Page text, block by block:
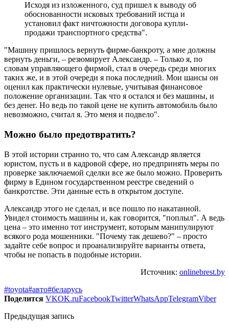
Исходя из изложенного, суд пришел к выводу об
обоснованности исковых требований истца и
установил факт ничтожности договора купли-
продажи транспортного средства".
"Машину пришлось вернуть фирме-банкроту, а мне должны
вернуть деньги, – резюмирует Александр. – Только я, по
словам управляющего фирмой, стал в очередь среди многих
таких же, и в этой очереди я пока последний. Мои шансы он
оценил как практически нулевые, учитывая финансовое
положение организации. Так что я остался и без машины, и
без денег. Но ведь по такой цене не купить автомобиль было
невозможно, считал я. Это меня и подвело".
Можно было предотвратить?
В этой истории странно то, что сам Александр является
юристом, пусть и в кадровой сфере, но предпринять меры по
проверке заключаемой сделки все же было можно. Проверить
фирму в Едином государственном реестре сведений о
банкротстве. Эти данные есть в открытом доступе.
Александр этого не сделал, и все пошло по накатанной.
Увидел стоимость машины и, как говорится, "поплыл". А ведь
цена – это именно тот инструмент, которым манипулируют
всякого рода мошенники. "Почему так дешево?" – просто
задайте себе вопрос и проанализируйте варианты ответа,
чтобы не попасть в подобные истории.
Источник: onlinebrest.by
#toyota#авто#беларусь
Поделится VKOK.ruFacebookTwitterWhatsAppTelegramViber
Предыдущая запись